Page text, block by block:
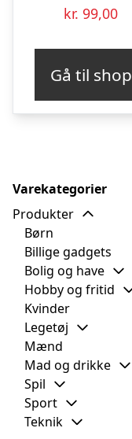
kr. 99,00
Gå til shop
Varekategorier
Produkter
Børn
Billige gadgets
Bolig og have
Hobby og fritid
Kvinder
Legetøj
Mænd
Mad og drikke
Spil
Sport
Teknik